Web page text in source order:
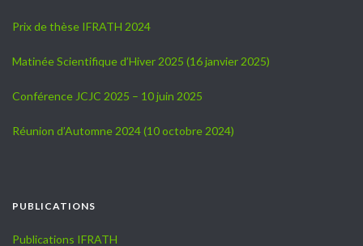
Prix de thèse IFRATH 2024
Matinée Scientifique d’Hiver 2025 (16 janvier 2025)
Conférence JCJC 2025 – 10 juin 2025
Réunion d’Automne 2024 (10 octobre 2024)
PUBLICATIONS
Publications IFRATH